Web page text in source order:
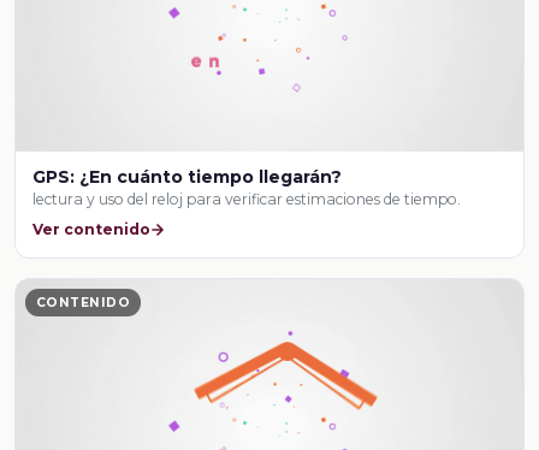
GPS: ¿En cuánto tiempo llegarán?
lectura y uso del reloj para verificar estimaciones de tiempo.
Ver contenido
CONTENIDO